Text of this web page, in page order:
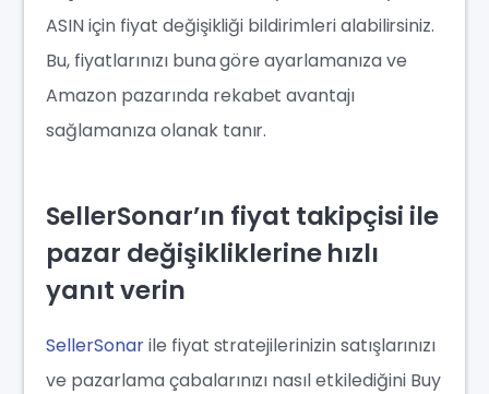
ASIN için fiyat değişikliği bildirimleri alabilirsiniz.
Bu, fiyatlarınızı buna göre ayarlamanıza ve
Amazon pazarında rekabet avantajı
sağlamanıza olanak tanır.
SellerSonar’ın fiyat takipçisi ile
pazar değişikliklerine hızlı
yanıt verin
SellerSonarile fiyat stratejilerinizin satışlarınızı
ve pazarlama çabalarınızı nasıl etkilediğini Buy